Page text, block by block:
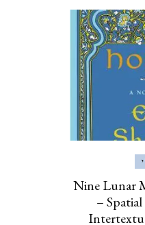
Nine Lunar
–